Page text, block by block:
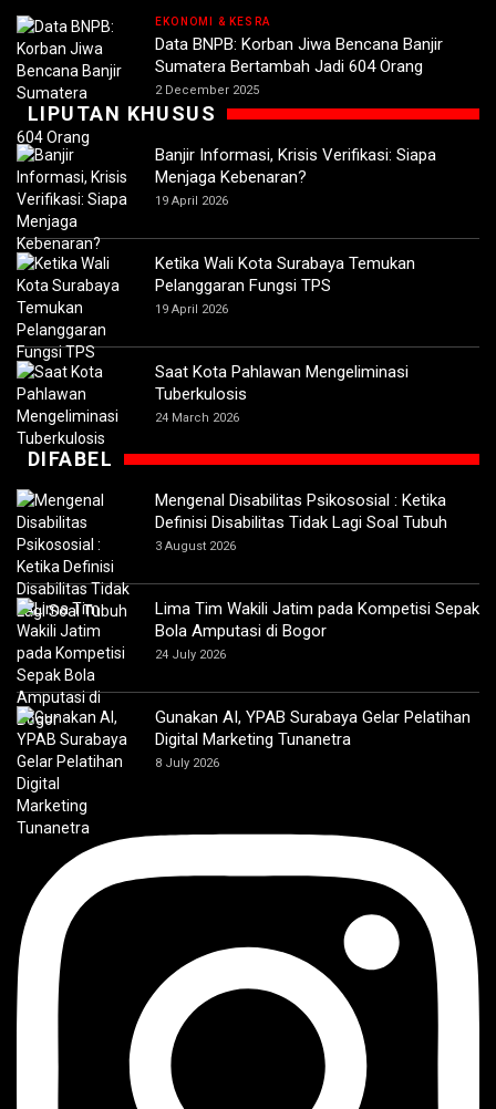
EKONOMI & KESRA
Data BNPB: Korban Jiwa Bencana Banjir
Sumatera Bertambah Jadi 604 Orang
2 December 2025
LIPUTAN KHUSUS
Banjir Informasi, Krisis Verifikasi: Siapa
Menjaga Kebenaran?
19 April 2026
Ketika Wali Kota Surabaya Temukan
Pelanggaran Fungsi TPS
19 April 2026
Saat Kota Pahlawan Mengeliminasi
Tuberkulosis
24 March 2026
DIFABEL
Mengenal Disabilitas Psikososial : Ketika
Definisi Disabilitas Tidak Lagi Soal Tubuh
3 August 2026
Lima Tim Wakili Jatim pada Kompetisi Sepak
Bola Amputasi di Bogor
24 July 2026
Gunakan AI, YPAB Surabaya Gelar Pelatihan
Digital Marketing Tunanetra
8 July 2026